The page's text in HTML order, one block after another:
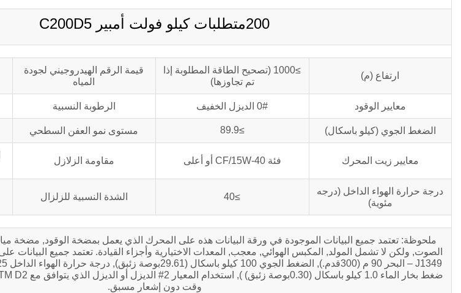
200متطلبات كيلو فولت أمبير C200D5
ارتفاع (م)
≥1000 (تصحيح الطاقة المطلوبة إذا
تم تجاوزها)
قيمة الرقم الهيدروجيني لجودة
المياه
معايير الوقود 0# الديزل الخفيف الرطوبة النسبية
الضغط الجوي (كيلو باسكال) ≥89.9 مستوى نمو العفن السطحي
معايير زيت المحرك فئة CF/15W-40 أو أعلى مقاومة الزلازل
درجة حرارة الهواء الداخل (درجه
مئوية)
≥40 الشدة النسبية للزلزال
ملحوظة: تعتمد جميع البيانات الموجودة في ورقة البيانات هذه على المحرك الذي يعمل بمضخة الوقود, مضخة
وقت دون إشعار مسبق.